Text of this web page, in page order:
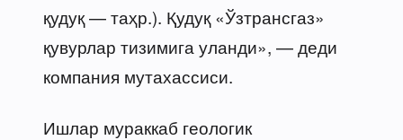
қудуқ — таҳр.). Қудуқ «Ўзтрансгаз»
қувурлар тизимига уланди», — деди
компания мутахассиси.
Ишлар мураккаб геологик